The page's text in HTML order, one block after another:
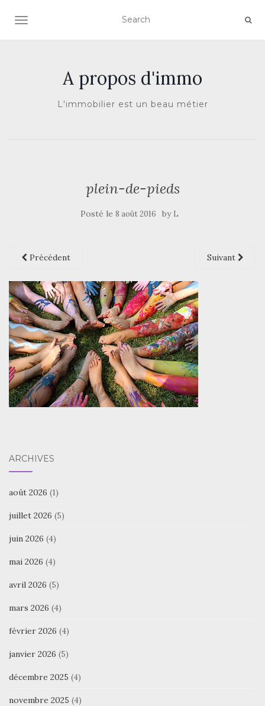
AFFICHER/MASQUER LA NAVIGATION
A propos d'immo
L'immobilier est un beau métier
plein-de-pieds
Posté le 8 août 2016 by L
Précédent Suivant
ARCHIVES
août 2026 (1)
juillet 2026 (5)
juin 2026 (4)
mai 2026 (4)
avril 2026 (5)
mars 2026 (4)
février 2026 (4)
janvier 2026 (5)
décembre 2025 (4)
novembre 2025 (4)